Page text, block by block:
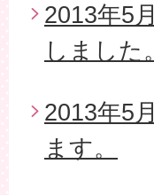
2013年5
しました。
2013年5
ます。